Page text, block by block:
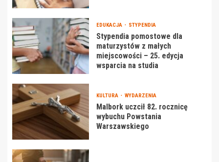
EDUKACJA STYPENDIA
Stypendia pomostowe dla
maturzystów z małych
miejscowości – 25. edycja
wsparcia na studia
KULTURA WYDARZENIA
Malbork uczcił 82. rocznicę
wybuchu Powstania
Warszawskiego